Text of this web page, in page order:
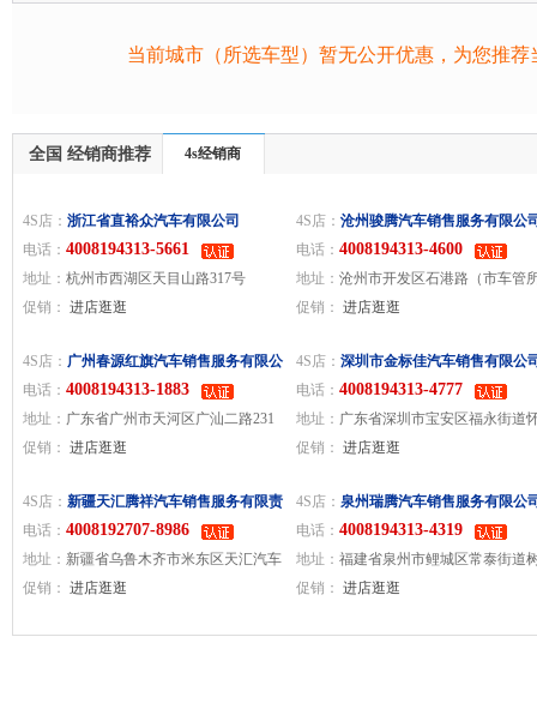
当前城市（所选车型）暂无公开优惠，为您推
全国 经销商推荐 4s经销商
4S店： 浙江省直裕众汽车有限公司
电话： 4008194313-5661
地址： 杭州市西湖区天目山路317号
促销： 进店逛逛
4S店： 沧州骏腾汽车销售服务有限公
电话： 4008194313-4600
地址： 沧州市开发区石港路（市车管
800米路北）
促销： 进店逛逛
4S店： 广州春源红旗汽车销售服务有限公
司
电话： 4008194313-1883
地址： 广东省广州市天河区广汕二路231
号（地铁6号线柯木朗站B出口）
促销： 进店逛逛
4S店： 深圳市金标佳汽车销售有限公
电话： 4008194313-4777
地址： 广东省深圳市宝安区福永街道
社区怀德南路6号所在楼栋怀德南路6-
促销： 进店逛逛
4S店： 新疆天汇腾祥汽车销售服务有限责
任公司
电话： 4008192707-8986
地址： 新疆省乌鲁木齐市米东区天汇汽车
城1592号
促销： 进店逛逛
4S店： 泉州瑞腾汽车销售服务有限公
电话： 4008194313-4319
地址： 福建省泉州市鲤城区常泰街道
社区南环路1305号
促销： 进店逛逛